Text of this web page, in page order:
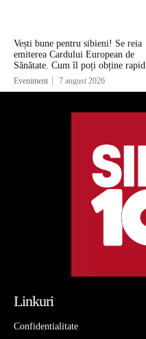
Vești bune pentru sibieni! Se reia
emiterea Cardului European de
Sănătate. Cum îl poți obține rapid
Eveniment 7 august 2026
Linkuri
Confidentialitate